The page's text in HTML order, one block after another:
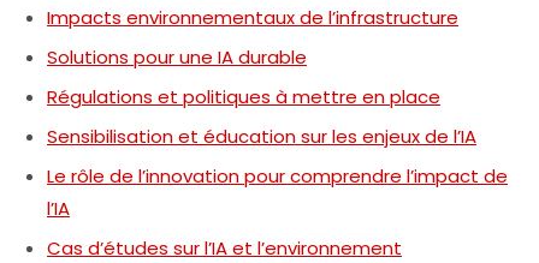
Impacts environnementaux de l’infrastructure
Solutions pour une IA durable
Régulations et politiques à mettre en place
Sensibilisation et éducation sur les enjeux de l’IA
Le rôle de l’innovation pour comprendre l’impact de
l’IA
Cas d’études sur l’IA et l’environnement